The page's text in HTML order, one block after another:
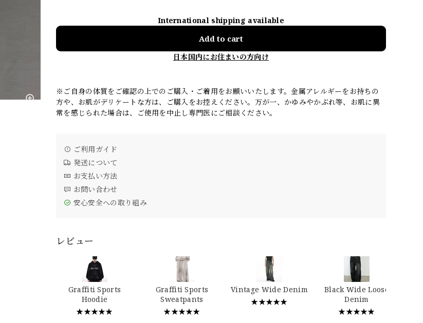
International shipping available
Add to cart
日本国内にお住まいの方向け
※ご自身の体質をご確認の上でのご購入・ご着用をお願いいたします。金属アレルギーをお持ちの
方や、お肌がデリケートな方は、ご購入をお控えください。万が一、かゆみやかぶれ等、お肌に異
常を感じられた場合は、ご使用を中止し専門医にご相談ください。
ご利用ガイド
発送について
お支払い方法
お問い合わせ
安心安全への取り組み
レビュー
Graffiti Sports
Hoodie
★★★★★
Graffiti Sports
Sweatpants
★★★★★
Vintage Wide Denim
★★★★★
Black Wide Loose
Denim
★★★★★